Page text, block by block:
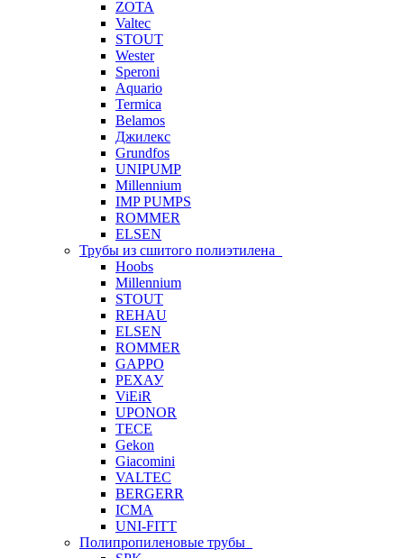
ZOTA
Valtec
STOUT
Wester
Speroni
Aquario
Termica
Belamos
Джилекс
Grundfos
UNIPUMP
Millennium
IMP PUMPS
ROMMER
ELSEN
Трубы из сшитого полиэтилена
Hoobs
Millennium
STOUT
REHAU
ELSEN
ROMMER
GAPPO
РЕХАУ
ViEiR
UPONOR
TECE
Gekon
Giacomini
VALTEC
BERGERR
ICMA
UNI-FITT
Полипропиленовые трубы